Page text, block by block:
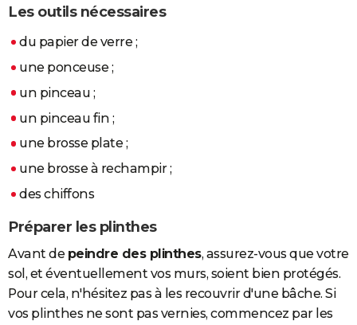
Dictionnaire
Biographies
Citations
Expressions
Proverbes
S'inscrire
Se connecter
Primaires
Universités
Entreprises
Service militaire
Avis de recherche
AVIS DE DÉCÈS
FORUM
Bricolage
Lifestyle
Culture
Sport
Auto
Television
Voyage
Cinema
Les outils nécessaires
du papier de verre ;
une ponceuse ;
un pinceau ;
un pinceau fin ;
une brosse plate ;
une brosse à rechampir ;
des chiffons
Préparer les plinthes
Avant de peindre des plinthes, assurez-vous que votre
sol, et éventuellement vos murs, soient bien protégés.
Pour cela, n'hésitez pas à les recouvrir d'une bâche. Si
vos plinthes ne sont pas vernies, commencez par les